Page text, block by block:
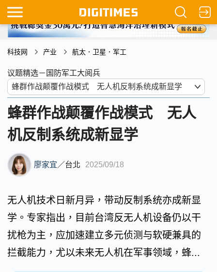
科技网 产业 航太．卫星．军工
议题精选－国防军工大阅兵
蜂群作战颠覆作战模式 无人
机反制系统成新显学
廖家宜／台北 2025/09/18
无人机技术日新月异，带动反制系统亦成新显
学。专家指出，目前台湾反无人机设备仍以干
扰枪为主，应加速建立多元侦测与软硬兼具的
拦截能力，尤以未来无人机在军事领域，蜂...